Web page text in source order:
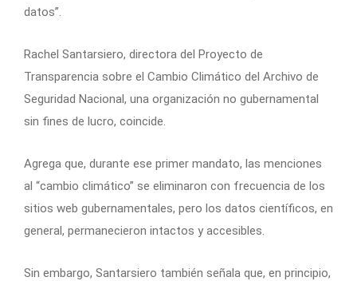
datos”.
Rachel Santarsiero, directora del Proyecto de
Transparencia sobre el Cambio Climático del Archivo de
Seguridad Nacional, una organización no gubernamental
sin fines de lucro, coincide.
Agrega que, durante ese primer mandato, las menciones
al “cambio climático” se eliminaron con frecuencia de los
sitios web gubernamentales, pero los datos científicos, en
general, permanecieron intactos y accesibles.
Sin embargo, Santarsiero también señala que, en principio,